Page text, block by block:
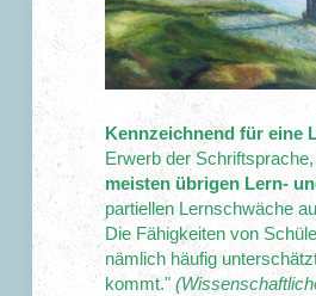
Kennzeichnend für eine
Erwerb der
meisten übrigen Lern-
partiellen Lernschwäche
Die Fähigkeiten von
nämlich häufig
kommt."